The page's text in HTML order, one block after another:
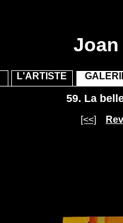
L'ARTISTE
59. La
[<<]